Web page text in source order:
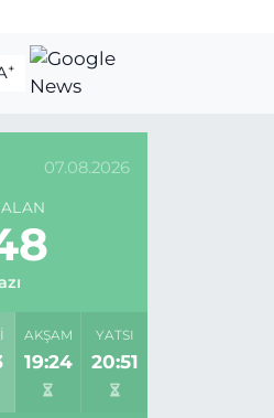
+
07.08.2026
AKŞAM
19:24
YATSI
20:51